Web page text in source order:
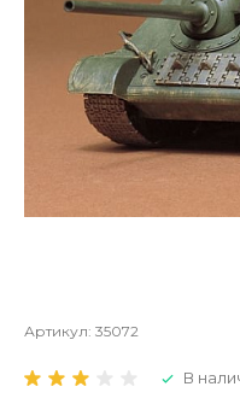
Артикул: 35072
В